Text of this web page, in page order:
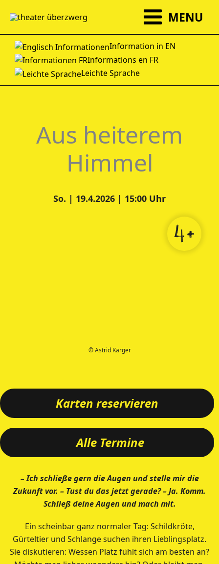
Inhalt
springen
MENU
Information in EN
Informations en FR
Leichte Sprache
Aus heiterem
Himmel
So. | 19.4.2026 | 15:00 Uhr
Karten reservieren
Alle Termine
– Ich schließe gern die Augen und stelle mir die
Zukunft vor. – Tust du das jetzt gerade? – Ja. Komm.
Schließ deine Augen und mach mit.
Ein scheinbar ganz normaler Tag: Schildkröte,
Gürteltier und Schlange suchen ihren Lieblingsplatz.
Sie diskutieren: Wessen Platz fühlt sich am besten an?
© Astrid Karger
4+